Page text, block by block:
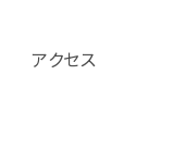
アクセス